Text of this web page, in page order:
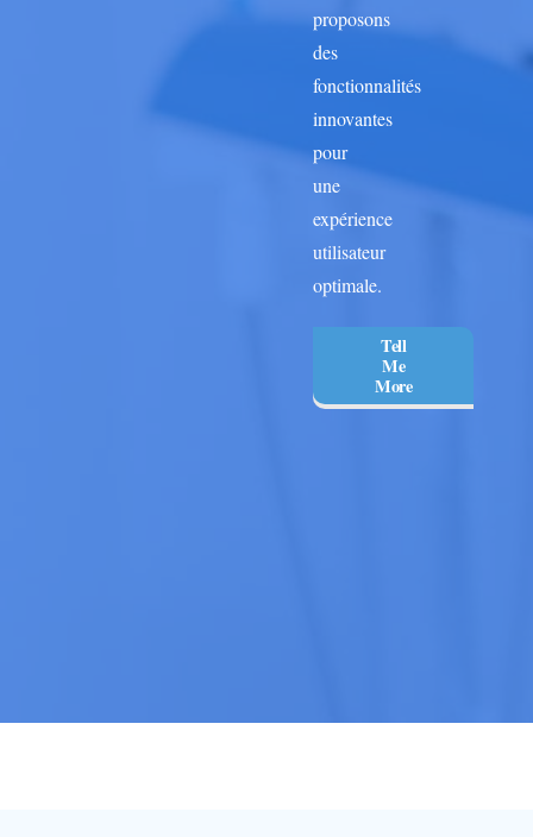
proposons
des
fonctionnalités
innovantes
pour
une
expérience
utilisateur
optimale.
Tell
Me
More